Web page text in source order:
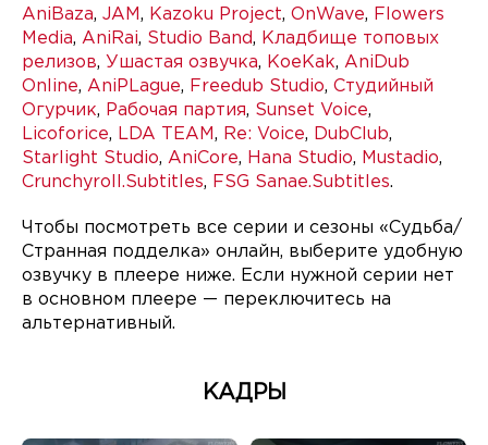
AniBaza, JAM , Kazoku Project, OnWave, Flowers
Media, AniRai, Studio Band, Кладбище топовых
релизов, Ушастая озвучка, KoeKak, AniDub
Online, AniPLague, Freedub Studio, Студийный
Огурчик, Рабочая партия, Sunset Voice,
Licoforice, LDA TEAM , Re: Voice, DubClub,
Starlight Studio, AniCore, Hana Studio, Mustadio,
Crunchyroll.Subtitles, FSG Sanae.Subtitles.
Чтобы посмотреть все серии и сезоны «Судьба/
Странная подделка» онлайн, выберите удобную
озвучку в плеере ниже. Если нужной серии нет
в основном плеере — переключитесь на
альтернативный.
КАДРЫ